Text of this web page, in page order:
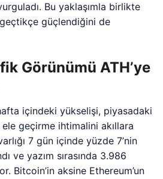
Bu yaklaşımla birlikte
geçtikçe güçlendiğini de
Görünümü ATH’ye
içindeki yükselişi, piyasadaki
geçirme ihtimalini akıllara
7 gün içinde yüzde 7’nin
ve yazım sırasında 3.986
Bitcoin’in aksine Ethereum’un